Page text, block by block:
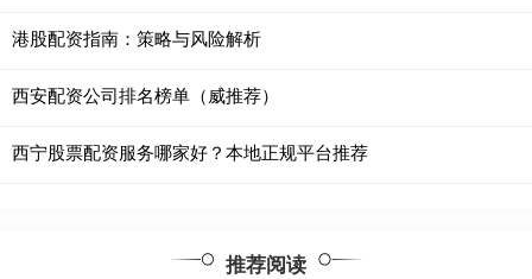
港股配资指南：策略与风险解析
西安配资公司排名榜单（威推荐）
西宁股票配资服务哪家好？本地正规平台推荐
推荐阅读